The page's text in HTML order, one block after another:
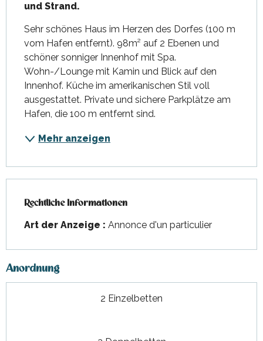
und Strand.
Sehr schönes Haus im Herzen des Dorfes (100 m
vom Hafen entfernt). 98m² auf 2 Ebenen und
schöner sonniger Innenhof mit Spa.
Wohn-/Lounge mit Kamin und Blick auf den
Innenhof. Küche im amerikanischen Stil voll
ausgestattet. Private und sichere Parkplätze am
Hafen, die 100 m entfernt sind.
Mehr anzeigen
Rechtliche Informationen
Rechtliche Informationen
Art der Anzeige : Annonce d'un particulier
Anordnung
2 Einzelbetten